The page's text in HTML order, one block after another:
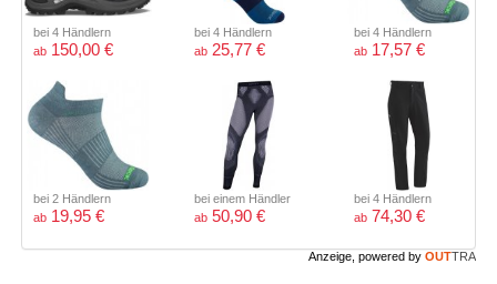
bei 4 Händlern
ab 150,00 €
bei 4 Händlern
ab 25,77 €
bei 4 Händlern
ab 17,57 €
bei 2 Händlern
ab 19,95 €
bei einem Händler
ab 50,90 €
bei 4 Händlern
ab 74,30 €
Anzeige, powered by OUTTRA